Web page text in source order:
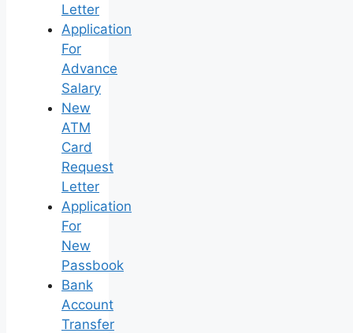
Letter
Application
For
Advance
Salary
New
ATM
Card
Request
Letter
Application
For
New
Passbook
Bank
Account
Transfer